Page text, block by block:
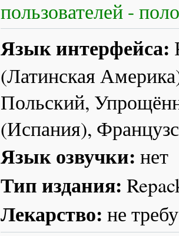
пользователей -
Язык интерфейса:
(Латинская
Польский,
(Испания),
Язык озвучки: нет
Тип издания:
Лекарство: не